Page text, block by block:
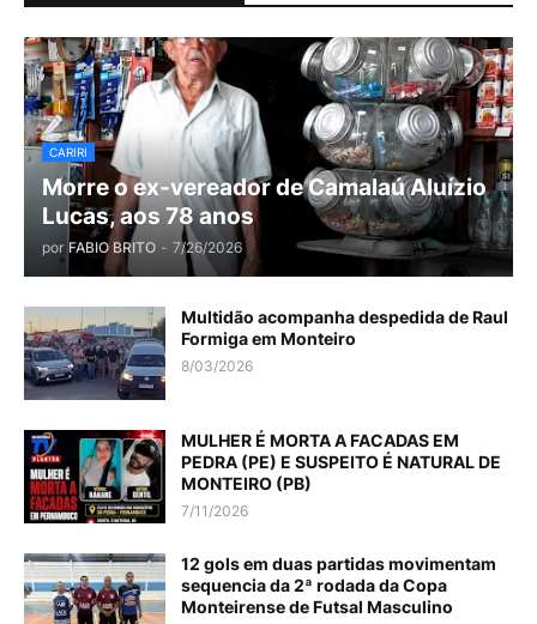
CARIRI
Morre o ex-vereador de Camalaú Aluízio
Lucas, aos 78 anos
por FABIO BRITO - 7/26/2026
Multidão acompanha despedida de Raul
Formiga em Monteiro
8/03/2026
MULHER É MORTA A FACADAS EM
PEDRA (PE) E SUSPEITO É NATURAL DE
MONTEIRO (PB)
7/11/2026
12 gols em duas partidas movimentam
sequencia da 2ª rodada da Copa
Monteirense de Futsal Masculino